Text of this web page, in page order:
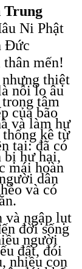
Trung
Ni Phật
Đức
mến!
thiệt
nỗi lo âu
tâm
của bão
và làm hư
kê từ
tai: đã có
bị hư hại,
mái hoàn
dân
và có
và ngập lụt
đời sống
người
đất, đói
nhiều con